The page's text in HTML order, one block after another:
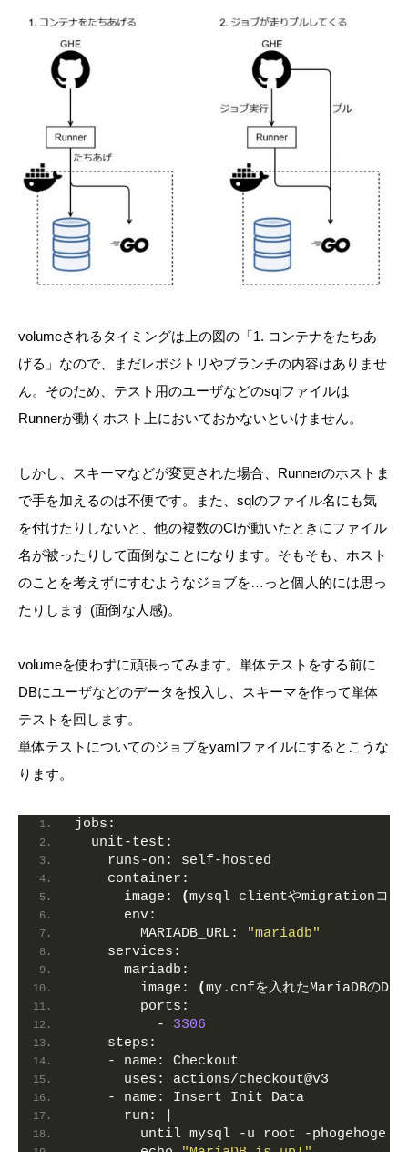
volumeされるタイミングは上の図の「1. コンテナをたちあ
げる」なので、まだレポジトリやブランチの内容はありませ
ん。そのため、テスト用のユーザなどのsqlファイルは
Runnerが動くホスト上においておかないといけません。
しかし、スキーマなどが変更された場合、Runnerのホストま
で手を加えるのは不便です。また、sqlのファイル名にも気
を付けたりしないと、他の複数のCIが動いたときにファイル
名が被ったりして面倒なことになります。そもそも、ホスト
のことを考えずにすむようなジョブを…っと個人的には思っ
たりします (面倒な人感)。
volumeを使わずに頑張ってみます。単体テストをする前に
DBにユーザなどのデータを投入し、スキーマを作って単体
テストを回します。
単体テストについてのジョブをyamlファイルにするとこうな
ります。
jobs:
unit-test:
runs-on:
self-hosted
container:
image:
(mysql clientやmigrationコマン
env:
MARIADB_URL:
"mariadb"
services:
mariadb:
image:
(my.cnfを入れたMariaDBの
ports:
          -
3306
steps:
    -
name:
Checkout
uses:
actions/checkout@v3
    -
name:
run:
until mysql -u root -phogehoge